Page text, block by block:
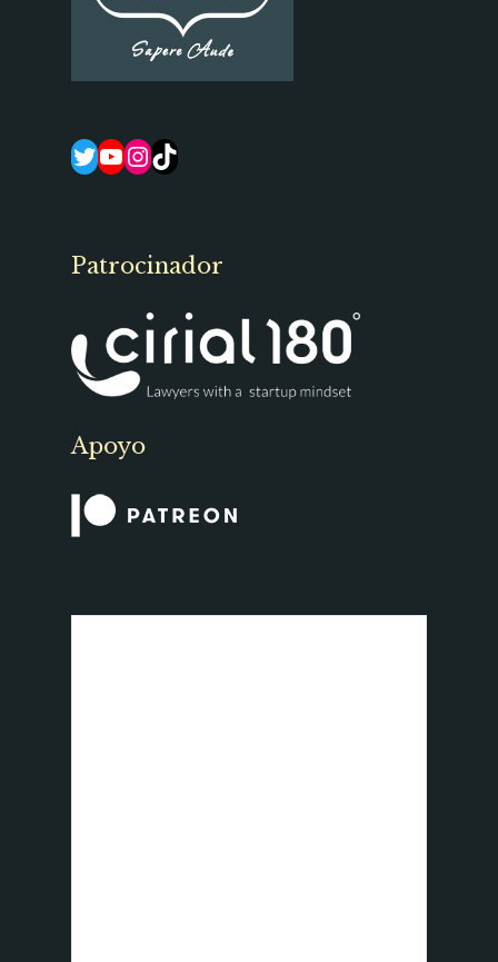
Twitter
YouTube
Instagram
TikTok
Patrocinador
Apoyo